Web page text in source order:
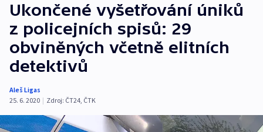
Ukončené vyšetřování úniků
z policejních spisů: 29
obviněných včetně elitních
detektivů
Aleš Ligas
25. 6. 2020 | Zdroj: ČT24, ČTK